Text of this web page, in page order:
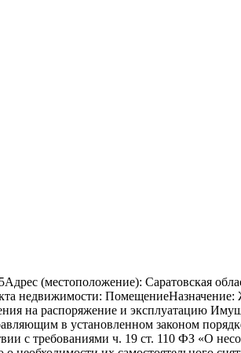
(местоположение): Саратовская
недвижимости: ПомещениеНазначение:
на распоряжение и эксплуатацию
в установленном законом
с требованиями ч. 19 ст. 110 ФЗ «О